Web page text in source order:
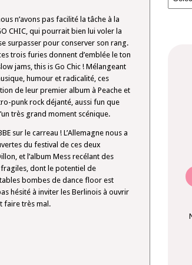
n’avons pas facilité la tâche à la
CHIC, qui pourrait bien lui voler la
surpasser pour conserver son rang.
trois furies donnent d’emblée le ton
jams, this is Go Chic ! Mélangeant
humour et radicalité, ces
de leur premier album à Peache et
punk rock déjanté, aussi fun que
très grand moment scénique.
sur le carreau ! L’Allemagne nous a
du festival de ces deux
et l’album Mess recélant des
dont le potentiel de
bombes de dance floor est
hésité à inviter les Berlinois à ouvrir
faire très mal.